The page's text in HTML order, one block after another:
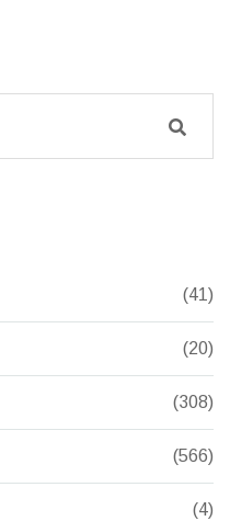
(41)
(20)
(308)
(566)
(4)